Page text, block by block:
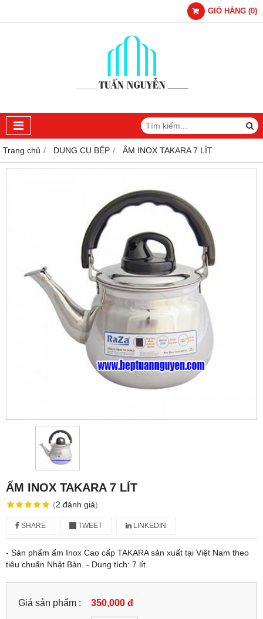
GIỎ HÀNG (0)
Trang chủ DỤNG CỤ BẾP ẤM INOX TAKARA 7 LÍT
ẤM INOX TAKARA 7 LÍT
(2 đánh giá)
SHARE TWEET LINKEDIN
- Sản phẩm ấm Inox Cao cấp TAKARA sản xuất tại Việt Nam theo
tiêu chuẩn Nhật Bản. - Dung tích: 7 lít.
Giá sản phẩm : 350,000 đ